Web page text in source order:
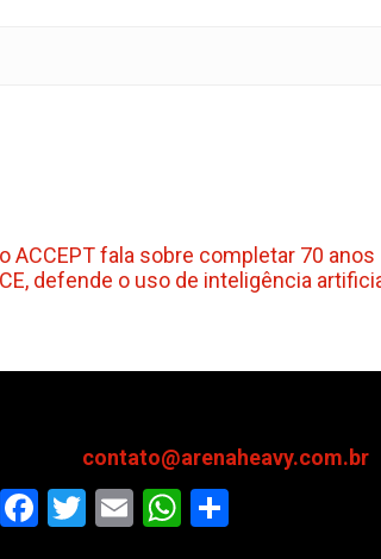
ACCEPT fala sobre completar 70 anos
defende o uso de inteligência
contato@arenaheavy.com.br
Facebook
Twitter
EmailWhatsApp